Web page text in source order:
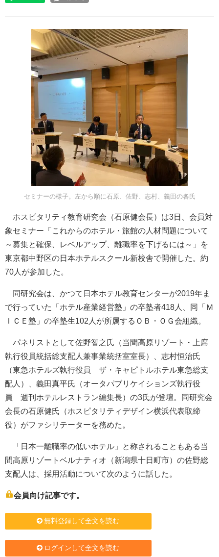
セミナーの様子。左から順に石原、佐野、志村、義田の各氏
ホスピタリティ教育研究会（石原健会長）は3日、会員対
象セミナー「これからのホテル・旅館の人材問題について
～募集と確保、レベルアップ、離職率を下げるには～」を
東京都中野区の日本ホテルスクール新校舎で開催した。約
70人が参加した。
同研究会は、かつて日本ホテル教育センターが2019年ま
で行っていた「ホテル産業経営塾」の卒塾者418人、同「Ｍ
ＩＣＥ塾」の卒塾生102人が所属するＯＢ・ＯＧ会組織。
パネリストとして佐野智之氏（当間高原リゾート・上席
執行役員統括総支配人兼事業統括室室長）、志村恒治氏
（東急ホテルズ執行役員 ザ・キャピトルホテル東急総支
配人）、義田真平氏（オータパブリケイションズ執行役
員 週刊ホテルレストラン編集長）の3氏が登壇。同研究会
会長の石原健氏（ホスピタリティデザイン横浜代表取締
役）がファシリテーターを務めた。
「日本一離職率の低いホテル」と称されることもある当
間高原リゾートベルナティオ（新潟県十日町市）の佐野総
支配人は、採用活動について次のように話した。
会員向け記事です。
無料登録して全文を読む
ログインして全文を読む